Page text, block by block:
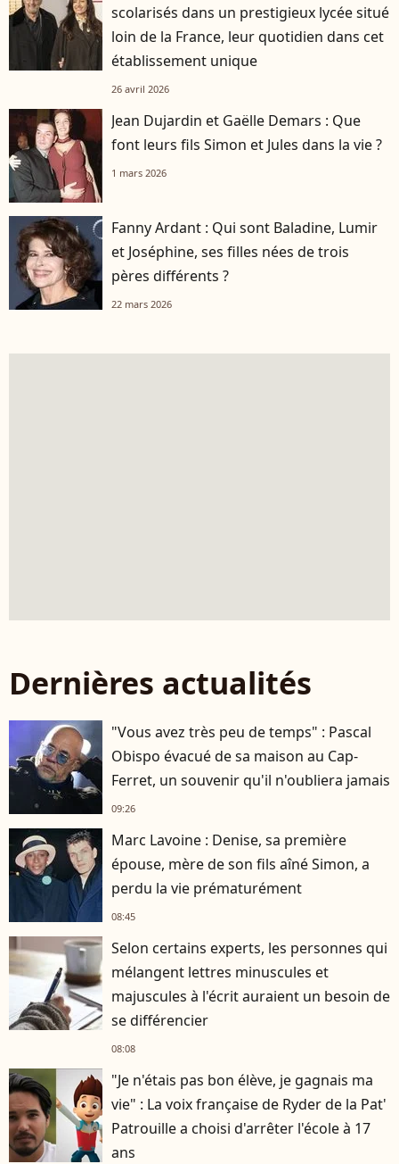
scolarisés dans un prestigieux lycée situé
loin de la France, leur quotidien dans cet
établissement unique
26 avril 2026
Jean Dujardin et Gaëlle Demars : Que
font leurs fils Simon et Jules dans la vie ?
1 mars 2026
Fanny Ardant : Qui sont Baladine, Lumir
et Joséphine, ses filles nées de trois
pères différents ?
22 mars 2026
Dernières actualités
"Vous avez très peu de temps" : Pascal
Obispo évacué de sa maison au Cap-
Ferret, un souvenir qu'il n'oubliera jamais
09:26
Marc Lavoine : Denise, sa première
épouse, mère de son fils aîné Simon, a
perdu la vie prématurément
08:45
Selon certains experts, les personnes qui
mélangent lettres minuscules et
majuscules à l'écrit auraient un besoin de
se différencier
08:08
"Je n'étais pas bon élève, je gagnais ma
vie" : La voix française de Ryder de la Pat'
Patrouille a choisi d'arrêter l'école à 17
ans